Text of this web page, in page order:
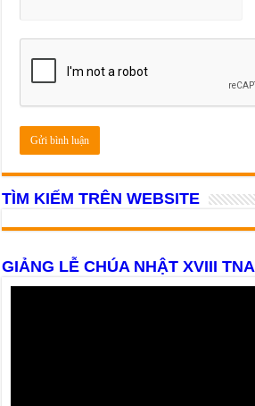
TÌM KIẾM TRÊN WEBSITE
GIẢNG LỄ CHÚA NHẬT XVIII TNA